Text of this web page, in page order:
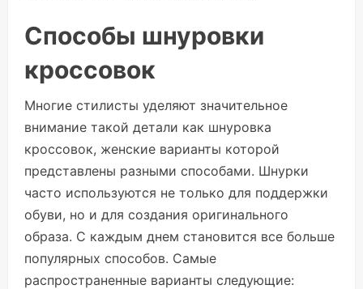
Способы шнуровки
кроссовок
Многие стилисты уделяют значительное
внимание такой детали как шнуровка
кроссовок, женские варианты которой
представлены разными способами. Шнурки
часто используются не только для поддержки
обуви, но и для создания оригинального
образа. С каждым днем становится все больше
популярных способов. Самые
распространенные варианты следующие: